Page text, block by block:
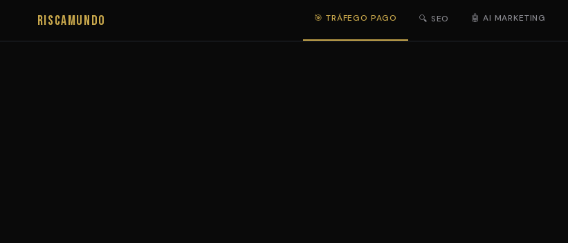
RISCAMUNDO 🎯 TRÁFEGO PAGO 🔍 SEO 🤖 AI MARKETING